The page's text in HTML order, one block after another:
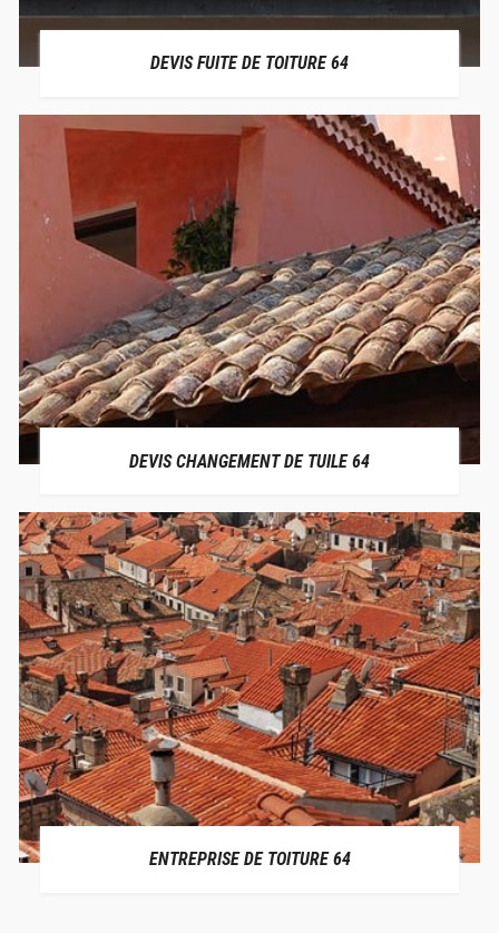
DEVIS FUITE DE TOITURE 64
DEVIS CHANGEMENT DE TUILE 64
ENTREPRISE DE TOITURE 64